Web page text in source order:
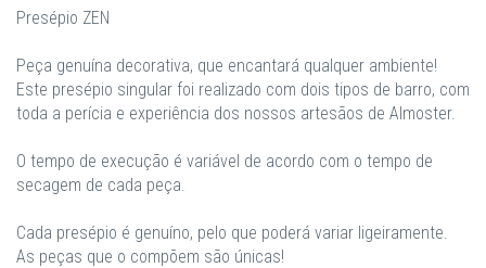
Presépio ZEN
Peça genuína decorativa, que encantará qualquer ambiente!
Este presépio singular foi realizado com dois tipos de barro, com
toda a perícia e experiência dos nossos artesãos de Almoster.
O tempo de execução é variável de acordo com o tempo de
secagem de cada peça.
Cada presépio é genuíno, pelo que poderá variar ligeiramente.
As peças que o compõem são únicas!